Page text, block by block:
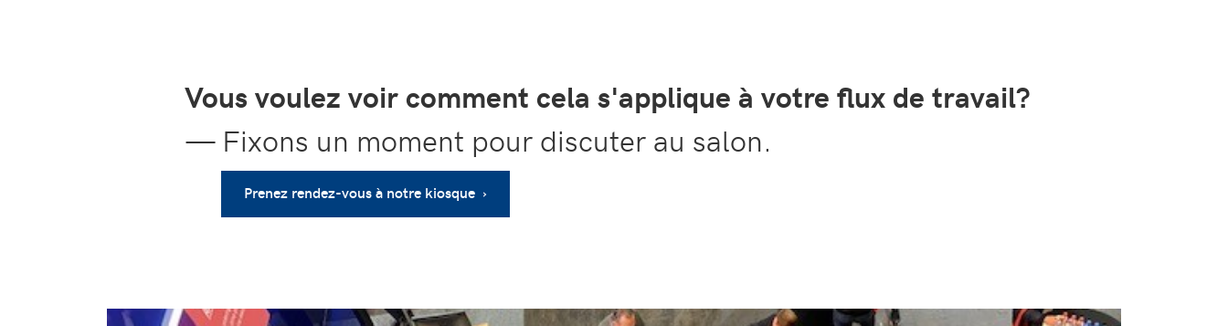
Vous voulez voir comment cela s'applique à votre flux de travail?
— Fixons un moment pour discuter au salon.
Prenez rendez-vous à notre kiosque ›